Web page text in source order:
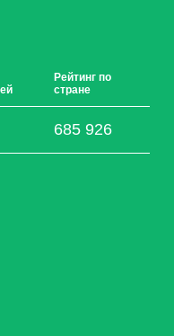
Рейтинг по
стране
685 926